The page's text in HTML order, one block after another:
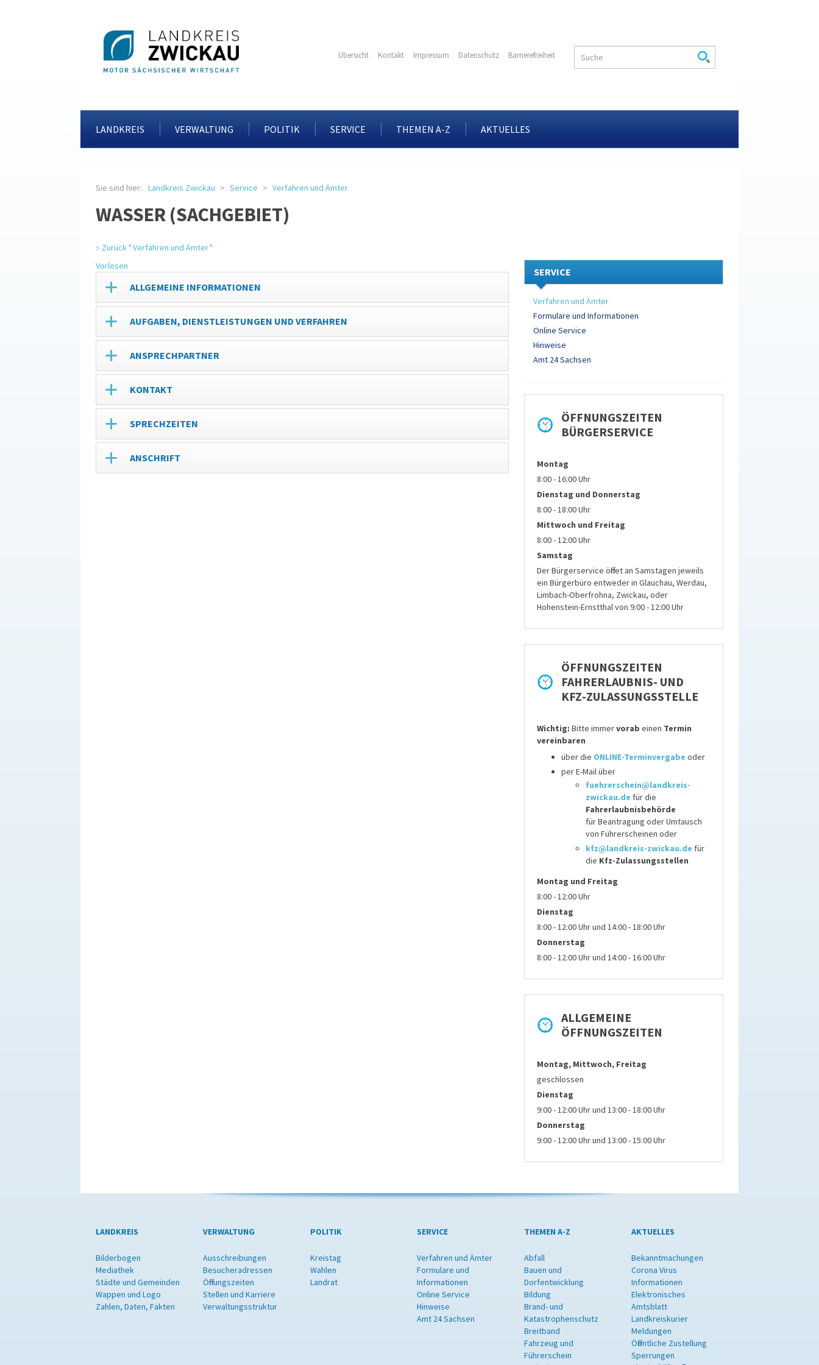
Übersicht Kontakt Impressum Datenschutz Barrierefreiheit
LANDKREIS VERWALTUNG POLITIK SERVICE THEMEN A-Z AKTUELLES
Sie sind hier: Landkreis Zwickau Service Verfahren und Ämter
WASSER (SACHGEBIET)
Zurück " Verfahren und Ämter "
Vorlesen
ALLGEMEINE INFORMATIONEN
AUFGABEN, DIENSTLEISTUNGEN UND VERFAHREN
ANSPRECHPARTNER
KONTAKT
SPRECHZEITEN
ANSCHRIFT
SERVICE
Verfahren und Ämter
Formulare und Informationen
Online Service
Hinweise
Amt 24 Sachsen
ÖFFNUNGSZEITEN
BÜRGERSERVICE
Montag
8:00 - 16:00 Uhr
Dienstag und Donnerstag
8:00 - 18:00 Uhr
Mittwoch und Freitag
8:00 - 12:00 Uhr
Samstag
Der Bürgerservice öffnet an Samstagen jeweils
ein Bürgerbüro entweder in Glauchau, Werdau,
Limbach-Oberfrohna, Zwickau, oder
Hohenstein-Ernstthal von 9:00 - 12:00 Uhr
ÖFFNUNGSZEITEN
FAHRERLAUBNIS- UND
KFZ-ZULASSUNGSSTELLE
Wichtig:Bitte immervorabeinen Termin
vereinbaren
über die ONLINE-Terminvergabe oder
per E-Mail über
fuehrerschein@landkreis-
zwickau.de für die
Fahrerlaubnisbehörde
fürBeantragung oder Umtausch
von Führerscheinen oder
kfz@landkreis-zwickau.de für
die Kfz-Zulassungsstellen
Montag und Freitag
8:00 - 12:00 Uhr
Dienstag
8:00 - 12:00 Uhr und 14:00 - 18:00 Uhr
Donnerstag
8:00 - 12:00 Uhr und 14:00 - 16:00 Uhr
ALLGEMEINE
ÖFFNUNGSZEITEN
Montag, Mittwoch, Freitag
geschlossen
Dienstag
9:00 - 12:00 Uhr und 13:00 - 18:00 Uhr
Donnerstag
9:00 - 12:00 Uhr und 13:00 - 15:00 Uhr
LANDKREIS
Bilderbogen
Mediathek
Städte und Gemeinden
Wappen und Logo
Zahlen, Daten, Fakten
VERWALTUNG
Ausschreibungen
Besucheradressen
Öffnungszeiten
Stellen und Karriere
Verwaltungsstruktur
POLITIK
Kreistag
Wahlen
Landrat
SERVICE
Verfahren und Ämter
Formulare und
Informationen
Online Service
Hinweise
Amt 24 Sachsen
THEMEN A-Z
Abfall
Bauen und
Dorfentwicklung
Bildung
Brand- und
Katastrophenschutz
Breitband
Fahrzeug und
Führerschein
AKTUELLES
Bekanntmachungen
Corona Virus
Informationen
Elektronisches
Amtsblatt
Landkreiskurier
Meldungen
Öffentliche Zustellung
Sperrungen